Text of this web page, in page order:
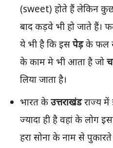
(sweet) होते हैं लेकिन
बाद कड़वे भी हो जाते हैं।
ये भी है कि इसपेड़के फल
के काम मे भी आता है जो
लिया जाता है।
भारत केउत्तराखंडराज्य
ज्यादा ही है वहां के लोग
हरा सोना के नाम से